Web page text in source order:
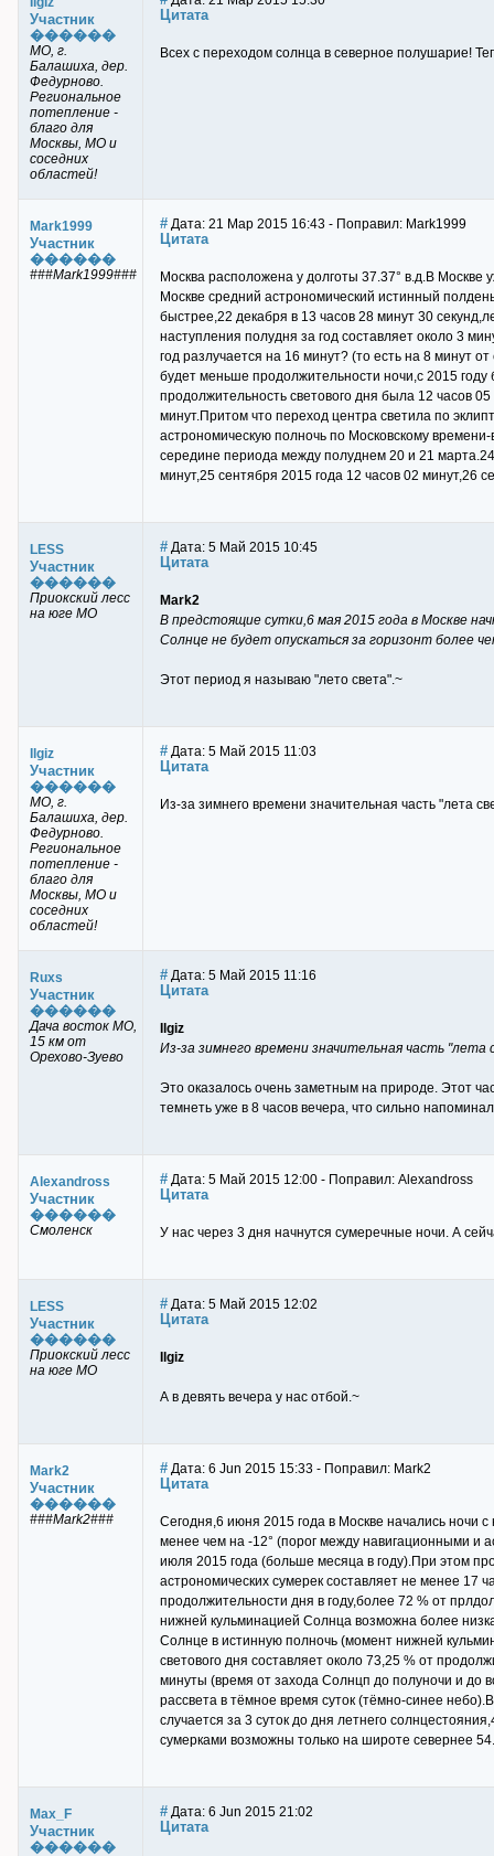
Участник
������
МО, г.
Балашиха, дер.
Федурново.
Региональное
потепление -
благо для
Москвы, МО и
соседних
областей!
Цитата
Всех с переходом солнца в северное полушарие!
Mark1999
Участник
������
###Mark1999###
# Дата: 21 Мар 2015 16:43 - Поправил: Mark1999
Цитата
Москва расположена у долготы 37.37° в.д.В
Москве средний астрономический истинный
быстрее,22 декабря в 13 часов 28 минут 30
наступления полудня за год составляет около 3
год разлучается на 16 минут? (то есть на 8 минут
будет меньше продолжительности ночи,с 2015
продолжительность светового дня была 12 часов
минут.Притом что переход центра светила по
астрономическую полночь по Московскому
середине периода между полуднем 20 и 21
минут,25 сентября 2015 года 12 часов 02 минут,26
LESS
Участник
������
Приокский лесс
на юге МО
# Дата: 5 Май 2015 10:45
Цитата
Mark2
В предстоящие сутки,6 мая 2015 года в Москве
Солнце не будет опускаться за горизонт более
Этот период я называю "лето света".~
Ilgiz
Участник
������
МО, г.
Балашиха, дер.
Федурново.
Региональное
потепление -
благо для
Москвы, МО и
соседних
областей!
# Дата: 5 Май 2015 11:03
Цитата
Из-за зимнего времени значительная часть "лета
Ruxs
Участник
������
Дача восток МО,
15 км от
Орехово-Зуево
# Дата: 5 Май 2015 11:16
Цитата
Ilgiz
Из-за зимнего времени значительная часть "лета
Это оказалось очень заметным на природе. Этот
темнеть уже в 8 часов вечера, что сильно
Alexandross
Участник
������
Смоленск
# Дата: 5 Май 2015 12:00 - Поправил: Alexandross
Цитата
У нас через 3 дня начнутся сумеречные ночи. А
LESS
Участник
������
Приокский лесс
на юге МО
# Дата: 5 Май 2015 12:02
Цитата
Ilgiz
А в девять вечера у нас отбой.~
Mark2
Участник
������
###Mark2###
# Дата: 6 Jun 2015 15:33 - Поправил: Mark2
Цитата
Сегодня,6 июня 2015 года в Москве начались ночи
менее чем на -12° (порог между навигационными и
июля 2015 года (больше месяца в году).При этом
астрономических сумерек составляет не менее 17
продолжительности дня в году,более 72 % от
нижней кульминацией Солнца возможна более
Солнце в истинную полночь (момент нижней
светового дня составляет около 73,25 % от
минуты (время от захода Солнцп до полуночи и до
рассвета в тёмное время суток (тёмно-синее
случается за 3 суток до дня летнего
сумерками возможны только на широте севернее
Max_F
Участник
������
# Дата: 6 Jun 2015 21:02
Цитата